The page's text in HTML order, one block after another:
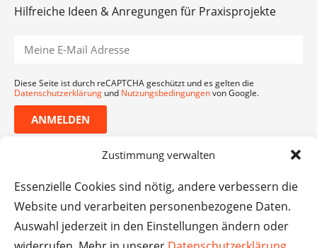
Zustimmung verwalten
Essenzielle Cookies sind nötig, andere verbessern die
Website und verarbeiten personenbezogene Daten.
Auswahl jederzeit in den Einstellungen ändern oder
Hilfreiche Ideen & Anregungen für Praxisprojekte
Diese Seite ist durch reCAPTCHA geschützt und es gelten die
Datenschutzerklärung und Nutzungsbedingungenvon Google.
ANMELDEN